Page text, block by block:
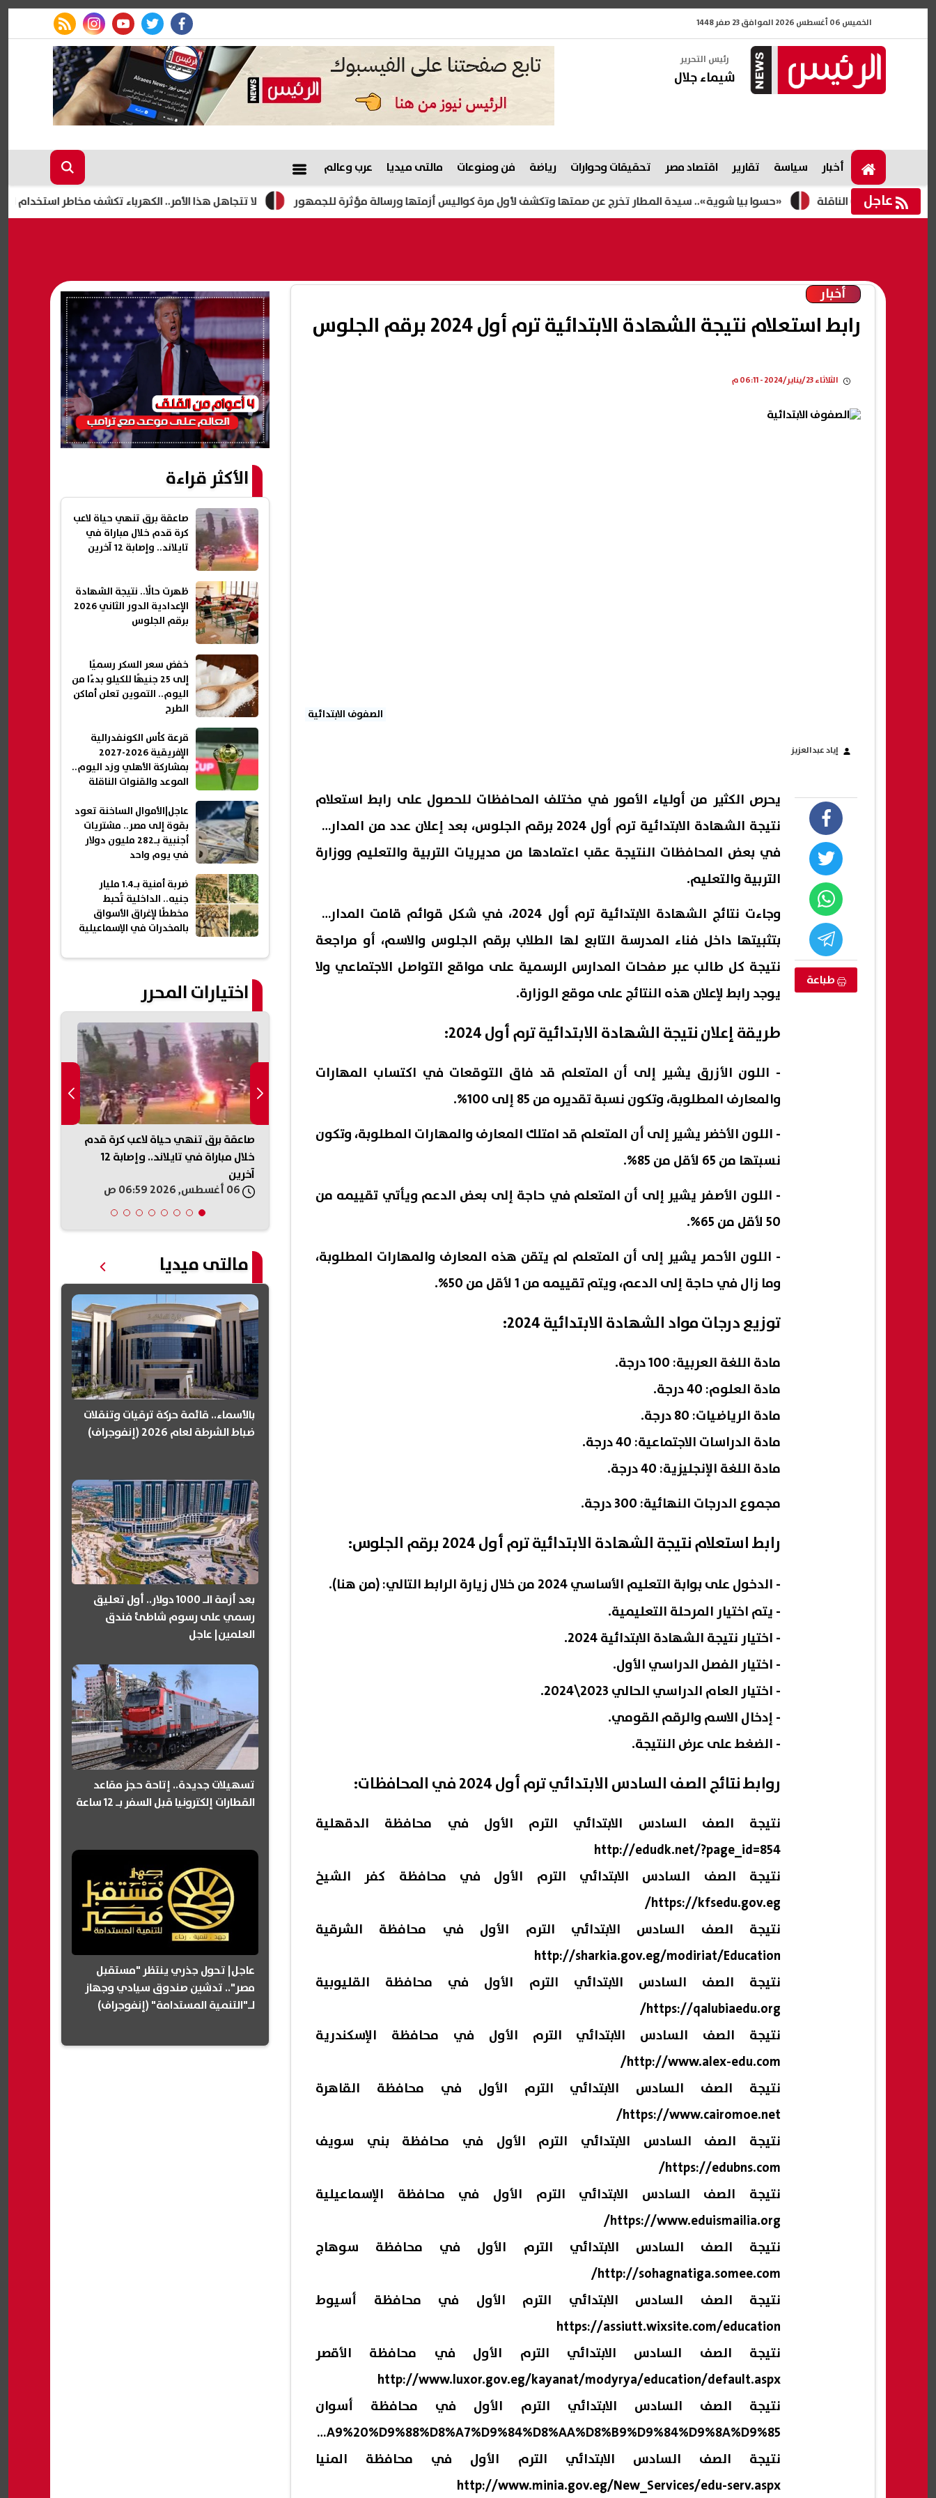
الخميس 06 أغسطس 2026 الموافق 23 صفر 1448
facebook
twitter
youtube
instagram
rss feed
رئيس التحرير
شيماء جلال
أخبار سياسة تقارير اقتصاد مصر تحقيقات وحوارات رياضة فن ومنوعات مالتى ميديا عرب وعالم
عاجل لا تتجاهل هذا الأمر.. الكهرباء تكشف مخاطر استخدام الشواحن «حسوا بيا شوية».. سيدة المطار تخرج عن صمتها وتكشف لأول مرة كواليس أزمتها ورسالة مؤثرة للجمهور
أخبار
رابط استعلام نتيجة الشهادة الابتدائية ترم أول 2024 برقم الجلوس
الثلاثاء 23/يناير/2024 - 06:11 م
الصفوف الابتدائية
إياد عبدالعزيز
طباعة
يحرص الكثير من أولياء الأمور في مختلف المحافظات للحصول على رابط استعلام
نتيجة الشهادة الابتدائية ترم أول 2024 برقم الجلوس، بعد إعلان عدد من المدارس
في بعض المحافظات النتيجة عقب اعتمادها من مديريات التربية والتعليم ووزارة
التربية والتعليم.
وجاءت نتائج الشهادة الابتدائية ترم أول 2024، في شكل قوائم قامت المدارس
بتثبيتها داخل فناء المدرسة التابع لها الطلاب برقم الجلوس والاسم، أو مراجعة
نتيجة كل طالب عبر صفحات المدارس الرسمية على مواقع التواصل الاجتماعي ولا
يوجد رابط لإعلان هذه النتائج على موقع الوزارة.
طريقة إعلان نتيجة الشهادة الابتدائية ترم أول 2024:
- اللون الأزرق يشير إلى أن المتعلم قد فاق التوقعات في اكتساب المهارات
والمعارف المطلوبة، وتكون نسبة تقديره من 85 إلى 100%.
- اللون الأخضر يشير إلى أن المتعلم قد امتلك المعارف والمهارات المطلوبة، وتكون
نسبتها من 65 لأقل من 85%.
- اللون الأصفر يشير إلى أن المتعلم في حاجة إلى بعض الدعم ويأتي تقييمه من
50 لأقل من 65%.
- اللون الأحمر يشير إلى أن المتعلم لم يتقن هذه المعارف والمهارات المطلوبة،
وما زال في حاجة إلى الدعم، ويتم تقييمه من 1 لأقل من 50%.
توزيع درجات مواد الشهادة الابتدائية 2024:
مادة اللغة العربية: 100 درجة.
مادة العلوم: 40 درجة.
مادة الرياضيات: 80 درجة.
مادة الدراسات الاجتماعية: 40 درجة.
مادة اللغة الإنجليزية: 40 درجة.
مجموع الدرجات النهائية: 300 درجة.
رابط استعلام نتيجة الشهادة الابتدائية ترم أول 2024 برقم الجلوس:
- الدخول على بوابة التعليم الأساسي 2024 من خلال زيارة الرابط التالي: ( من هنا).
- يتم اختيار المرحلة التعليمية.
- اختيار نتيجة الشهادة الابتدائية 2024.
- اختيار الفصل الدراسي الأول.
- اختيار العام الدراسي الحالي 2023\2024.
- إدخال الاسم والرقم القومي.
- الضغط على عرض النتيجة.
روابط نتائج الصف السادس الابتدائي ترم أول 2024 في المحافظات:
نتيجة الصف السادس الابتدائي الترم الأول في محافظة الدقهلية
http://edudk.net/?page_id=854
نتيجة الصف السادس الابتدائي الترم الأول في محافظة كفر الشيخ
https://kfsedu.gov.eg/
نتيجة الصف السادس الابتدائي الترم الأول في محافظة الشرقية
http://sharkia.gov.eg/modiriat/Education
نتيجة الصف السادس الابتدائي الترم الأول في محافظة القليوبية
https://qalubiaedu.org/
نتيجة الصف السادس الابتدائي الترم الأول في محافظة الإسكندرية
http://www.alex-edu.com/
نتيجة الصف السادس الابتدائي الترم الأول في محافظة القاهرة
https://www.cairomoe.net/
نتيجة الصف السادس الابتدائي الترم الأول في محافظة بني سويف
https://edubns.com/
نتيجة الصف السادس الابتدائي الترم الأول في محافظة الإسماعيلية
https://www.eduismailia.org/
نتيجة الصف السادس الابتدائي الترم الأول في محافظة سوهاج
http://sohagnatiga.somee.com/
نتيجة الصف السادس الابتدائي الترم الأول في محافظة أسيوط
https://assiutt.wixsite.com/education
نتيجة الصف السادس الابتدائي الترم الأول في محافظة الأقصر
http://www.luxor.gov.eg/kayanat/modyrya/education/default.aspx
نتيجة الصف السادس الابتدائي الترم الأول في محافظة أسوان
https://aswan.gov.eg/directorates/18/%D9%85%D8%AF%D9%8A%D8%B1%D9%8A%D8%A9%20%D8%A7%D9%84%D8%AA%D8%B1%D8%A8%D9%8A%D8%A9%20%D9%88%D8%A7%D9%84%D8%AA%D8%B9%D9%84%D9%8A%D9%85
نتيجة الصف السادس الابتدائي الترم الأول في محافظة المنيا
http://www.minia.gov.eg/New_Services/edu-serv.aspx
الأكثر قراءة
صاعقة برق تنهي حياة لاعب
كرة قدم خلال مباراة في
تايلاند.. وإصابة 12 آخرين
ظهرت حالًا.. نتيجة الشهادة
الإعدادية الدور الثاني 2026
برقم الجلوس
خفض سعر السكر رسميًا
إلى 25 جنيهًا للكيلو بدءًا من
اليوم.. التموين تعلن أماكن
الطرح
قرعة كأس الكونفدرالية
الإفريقية 2026-2027
بمشاركة الأهلي وزد اليوم..
الموعد والقنوات الناقلة
عاجل|الأموال الساخنة تعود
بقوة إلى مصر.. مشتريات
أجنبية بـ282 مليون دولار
في يوم واحد
ضربة أمنية بـ1.4 مليار
جنيه.. الداخلية تُحبط
مخططًا لإغراق الأسواق
بالمخدرات في الإسماعيلية
اختيارات المحرر
هجوم بالسكين في قلب لندن.. إصابة
ترامب: أفضل الاتفاق مع إيران.. لكننا
مستعدون لتوجيه هجوم غير
06 أغسطس, 2026 03:49 ص
جريمة أسرية مروعة بالإسكندرية..
06 أغسطس, 2026 03:38 ص
صاعقة برق تنهي حياة لاعب كرة قدم
خلال مباراة في تايلاند.. وإصابة 12
آخرين
مالتى ميديا
بالأسماء.. قائمة حركة ترقيات وتنقلات
ضباط الشرطة لعام 2026 (إنفوجراف)
بعد أزمة الـ 1000 دولار.. أول تعليق
رسمي على رسوم شاطئ فندق
العلمين| عاجل
تسهيلات جديدة.. إتاحة حجز مقاعد
القطارات إلكترونيا قبل السفر بـ 12 ساعة
عاجل| تحول جذري ينتظر "مستقبل
مصر".. تدشين صندوق سيادي وجهاز
لـ"التنمية المستدامة" (إنفوجراف)